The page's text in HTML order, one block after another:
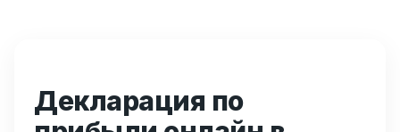
Декларация по